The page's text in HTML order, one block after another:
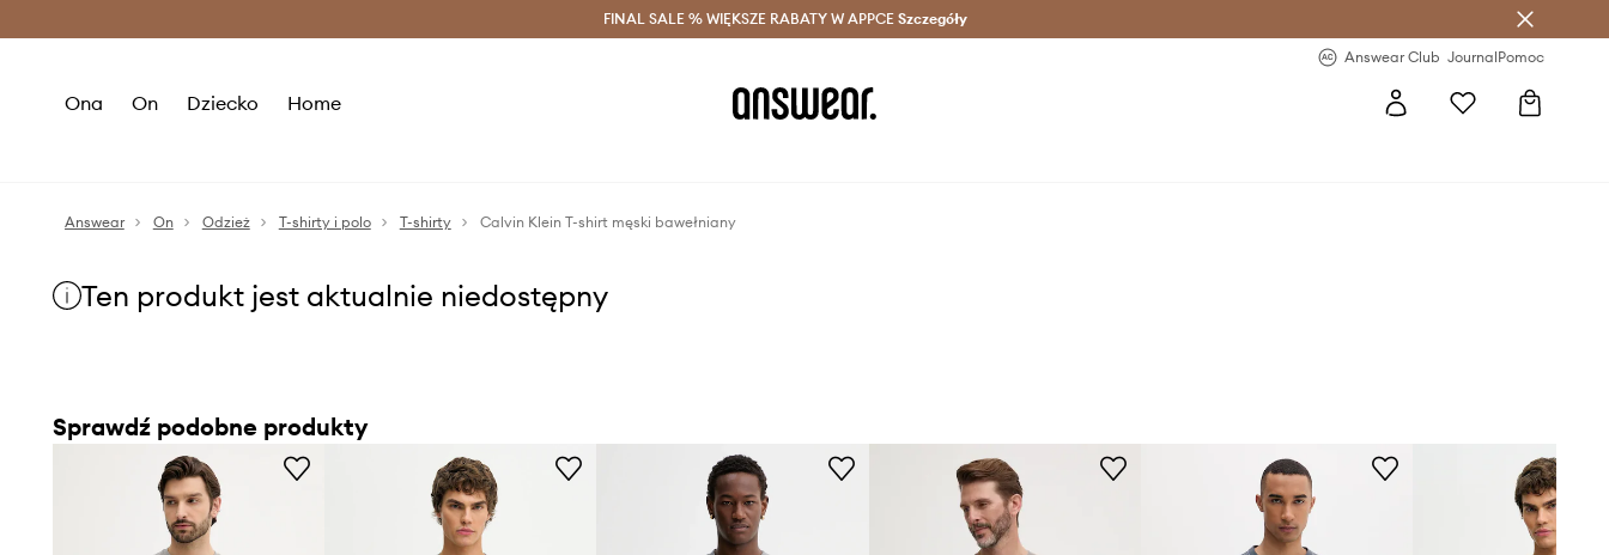
Oszczędzaj z Answear Club > Dostawa nawet w 24h >
FINAL SALE % WIĘKSZE RABATY W APPCE Szczegóły
Answear Club JournalPomoc
Ona On Dziecko Home
Answear On Odzież T-shirty i polo T-shirty Calvin Klein T-shirt męski bawełniany
Ten produkt jest aktualnie niedostępny
Sprawdź podobne produkty